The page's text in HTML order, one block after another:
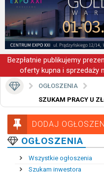
Bezpłatnie publikujemy
oferty kupna i sprzedaży
OGŁOSZENIA
SZUKAM PRACY U
DODAJ
OGŁOSZENIA
Wszystkie ogłoszenia
Szukam inwestora